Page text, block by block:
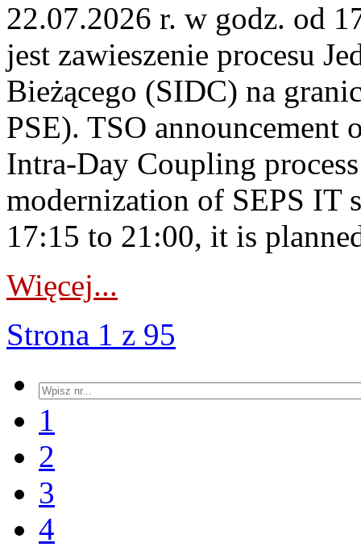
22.07.2026 r. w godz. od
jest zawieszenie procesu
Bieżącego (SIDC) na
PSE). TSO announcement
Intra-Day Coupling
modernization of SEPS IT
17:15 to 21:00, it is
Więcej...
Strona 1 z 95
1
2
3
4